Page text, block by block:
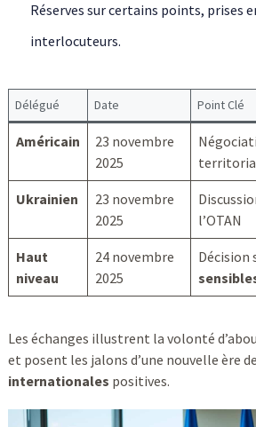
Réserves sur certains points, prises
interlocuteurs.
Délégué Date Point Clé
Américain
23 novembre
2025
Ukrainien
23 novembre
2025
l’OTAN
Haut
niveau
24 novembre
2025
Décision
Les échanges illustrent la volonté
et posent les jalons d’une nouvelle ère de
internationales positives.